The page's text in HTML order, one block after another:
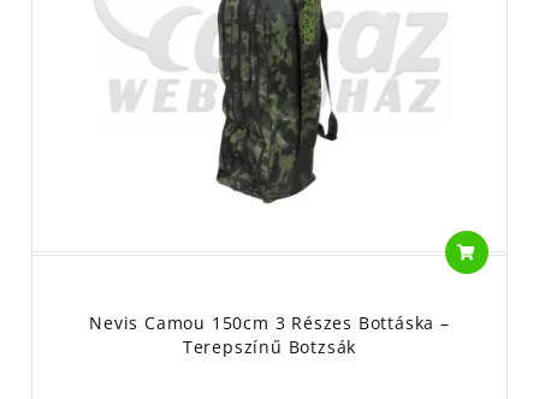
Nevis Camou 150cm 3 Részes Bottáska –
Terepszínű Botzsák